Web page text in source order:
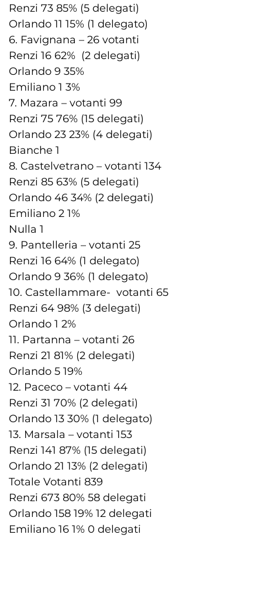
Renzi 73 85% (5 delegati)
Orlando 11 15% (1 delegato)
6. Favignana – 26 votanti
Renzi 16 62% (2 delegati)
Orlando 9 35%
Emiliano 1 3%
7. Mazara – votanti 99
Renzi 75 76% (15 delegati)
Orlando 23 23% (4 delegati)
Bianche 1
8. Castelvetrano – votanti 134
Renzi 85 63% (5 delegati)
Orlando 46 34% (2 delegati)
Emiliano 2 1%
Nulla 1
9. Pantelleria – votanti 25
Renzi 16 64% (1 delegato)
Orlando 9 36% (1 delegato)
10. Castellammare- votanti 65
Renzi 64 98% (3 delegati)
Orlando 1 2%
11. Partanna – votanti 26
Renzi 21 81% (2 delegati)
Orlando 5 19%
12. Paceco – votanti 44
Renzi 31 70% (2 delegati)
Orlando 13 30% (1 delegato)
13. Marsala – votanti 153
Renzi 141 87% (15 delegati)
Orlando 21 13% (2 delegati)
Totale Votanti 839
Renzi 673 80% 58 delegati
Orlando 158 19% 12 delegati
Emiliano 16 1% 0 delegati